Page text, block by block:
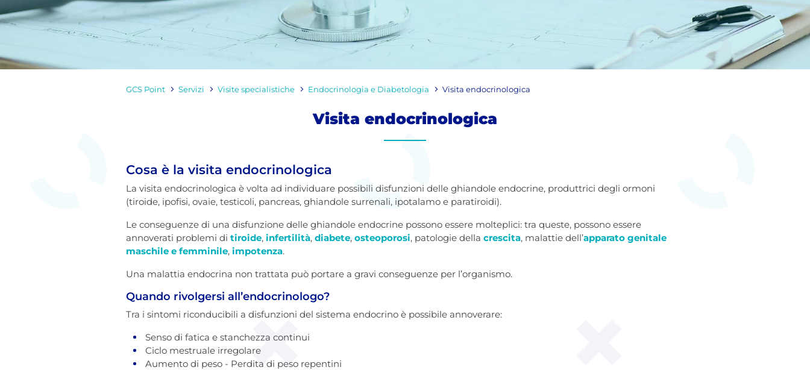
GCS Point Servizi Visite specialistiche Endocrinologia e Diabetologia Visita endocrinologica
Visita endocrinologica
Cosa è la visita endocrinologica
La visita endocrinologica è volta ad individuare possibili disfunzioni delle ghiandole endocrine, produttrici degli ormoni
(tiroide, ipofisi, ovaie, testicoli, pancreas, ghiandole surrenali, ipotalamo e paratiroidi).
Le conseguenze di una disfunzione delle ghiandole endocrine possono essere molteplici: tra queste, possono essere
annoverati problemi di tiroide, infertilità, diabete, osteoporosi, patologie della crescita, malattie dell’apparato genitale
maschile e femminile, impotenza.
Una malattia endocrina non trattata può portare a gravi conseguenze per l’organismo.
Quando rivolgersi all’endocrinologo?
Tra i sintomi riconducibili a disfunzioni del sistema endocrino è possibile annoverare:
Senso di fatica e stanchezza continui
Ciclo mestruale irregolare
Aumento di peso - Perdita di peso repentini